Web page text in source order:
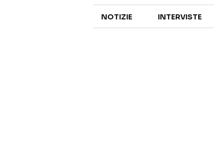
NOTIZIE INTERVISTE